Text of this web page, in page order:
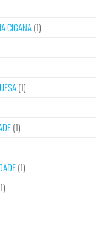
CIGANA(1)
(1)
(1)
(1)